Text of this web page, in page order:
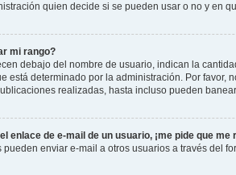
quien decide si se pueden usar o no y en
mi rango?
debajo del nombre de usuario, indican la
está determinado por la administración. Por
realizadas, hasta incluso pueden
enlace de e-mail de un usuario, ¡me pide que me
enviar e-mail a otros usuarios a través del